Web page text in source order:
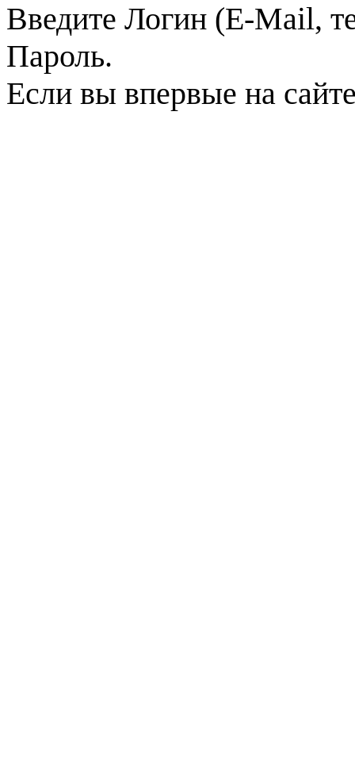
Введите Логин (E-Mail,
Пароль.
Если вы впервые на